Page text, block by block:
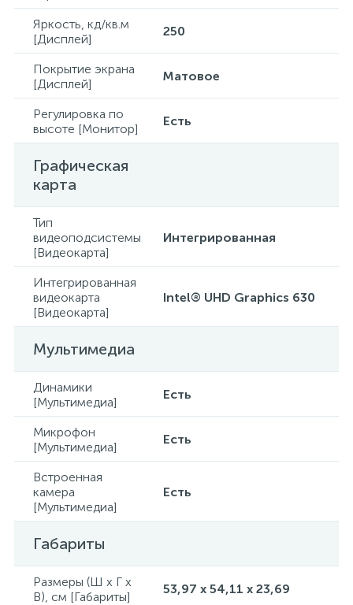
Яркость, кд/кв.м
[Дисплей]
250
Покрытие экрана
[Дисплей]
Матовое
Регулировка по
высоте [Монитор]
Есть
Графическая
карта
Тип
видеоподсистемы
[Видеокарта]
Интегрированная
Интегрированная
видеокарта
[Видеокарта]
Intel® UHD Graphics 630
Мультимедиа
Динамики
[Мультимедиа]
Есть
Микрофон
[Мультимедиа]
Есть
Встроенная
камера
[Мультимедиа]
Есть
Габариты
Размеры (Ш x Г x
В), см [Габариты]
53,97 x 54,11 x 23,69